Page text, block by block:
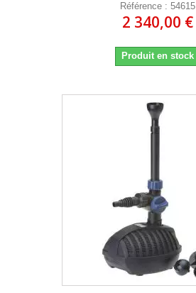
Référence : 54615
2 340,00 €
Produit en stock